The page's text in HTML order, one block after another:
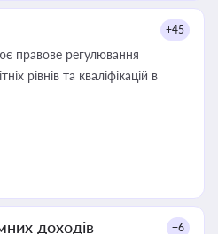
+45
правове регулювання
рівнів та кваліфікацій в
доходів +6